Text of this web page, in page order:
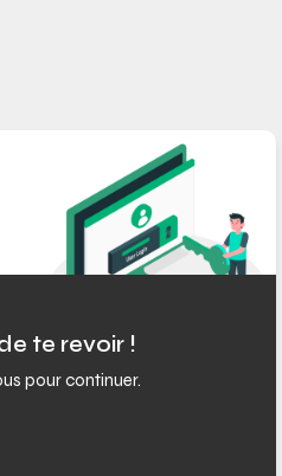
te revoir !
pour continuer.